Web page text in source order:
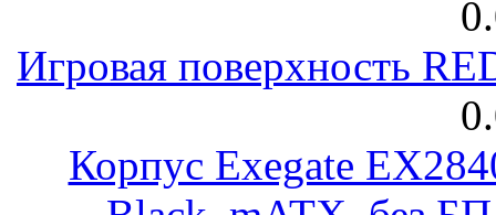
Игровая поверхность
Корпус Exegate